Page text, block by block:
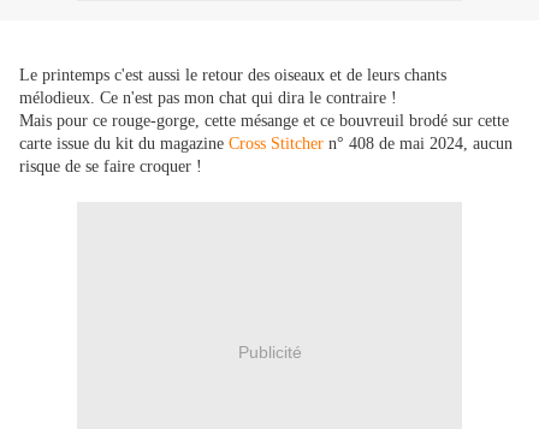
Le printemps c'est aussi le retour des oiseaux et de leurs chants
mélodieux. Ce n'est pas mon chat qui dira le contraire !
Mais pour ce rouge-gorge, cette mésange et ce bouvreuil brodé sur cette
carte issue du kit du magazine Cross Stitcher n° 408 de mai 2024, aucun
risque de se faire croquer !
Publicité